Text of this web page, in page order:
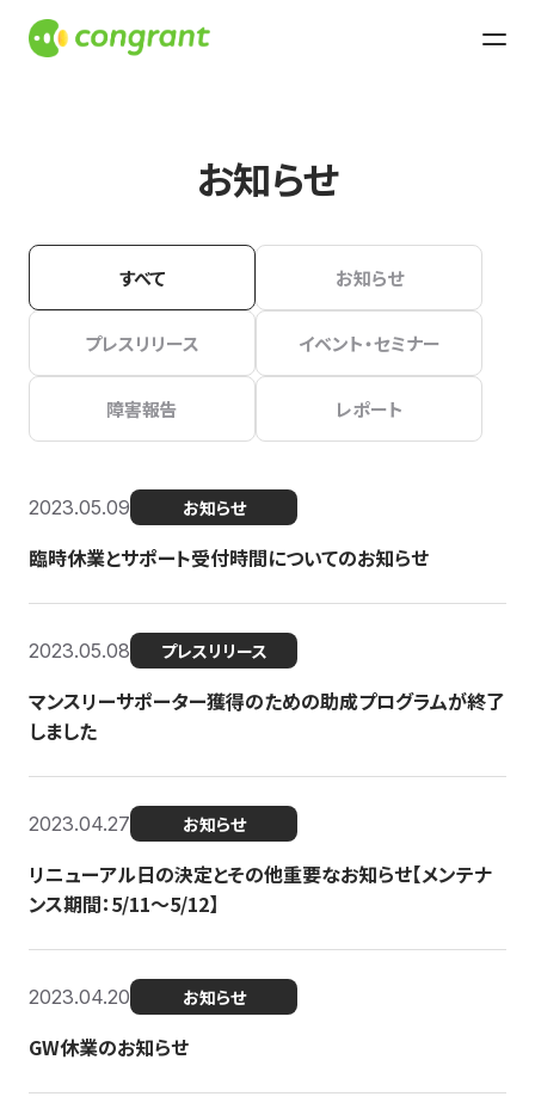
お知らせ
すべて お知らせ
プレスリリース イベント・セミナー
障害報告 レポート
2023.05.09 お知らせ
臨時休業とサポート受付時間についてのお知らせ
2023.05.08 プレスリリース
マンスリーサポーター獲得のための助成プログラムが終了
しました
2023.04.27 お知らせ
リニューアル日の決定とその他重要なお知らせ【メンテナ
ンス期間：5/11～5/12】
2023.04.20 お知らせ
GW休業のお知らせ